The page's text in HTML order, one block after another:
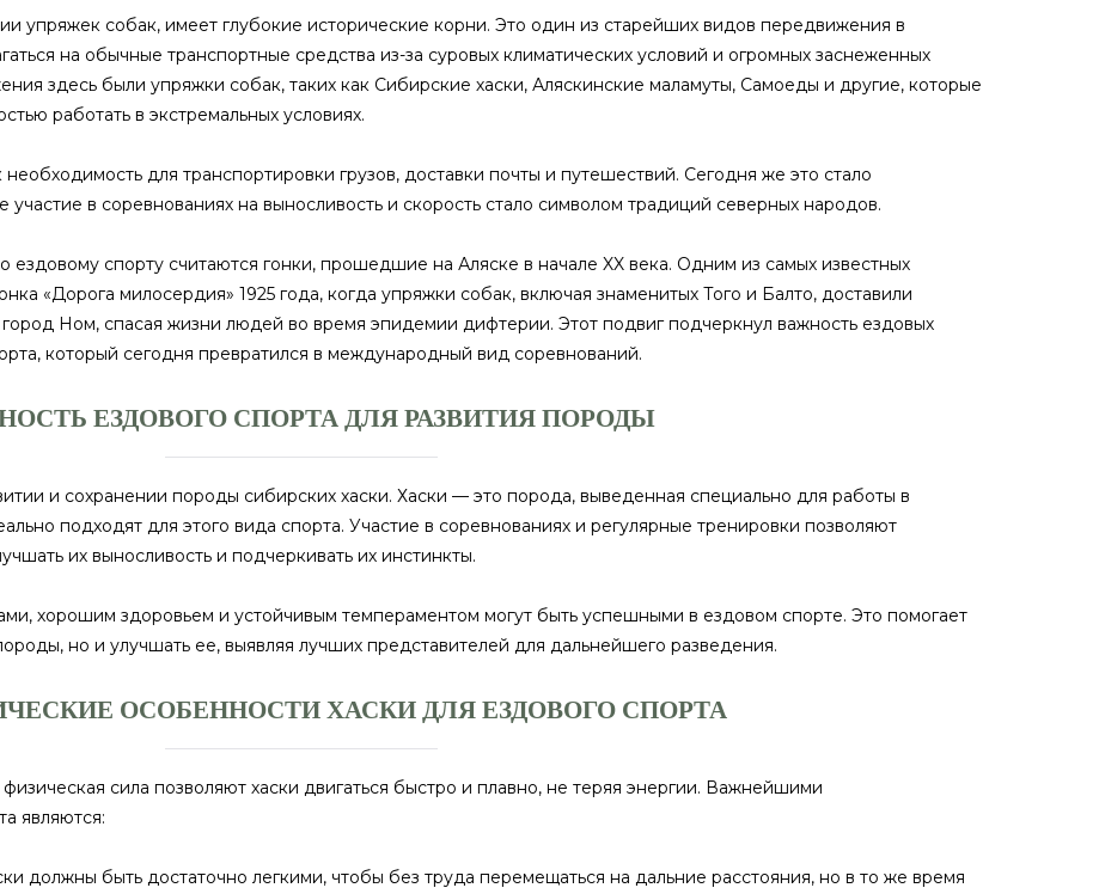
упряжек собак, имеет глубокие исторические корни. Это один из старейших видов передвижения в
на обычные транспортные средства из-за суровых климатических условий и огромных заснеженных
здесь были упряжки собак, таких как Сибирские хаски, Аляскинские маламуты, Самоеды и другие, которые
работать в экстремальных условиях.
для транспортировки грузов, доставки почты и путешествий. Сегодня же это стало
в соревнованиях на выносливость и скорость стало символом традиций северных народов.
спорту считаются гонки, прошедшие на Аляске в начале XX века. Одним из самых известных
«Дорога милосердия» 1925 года, когда упряжки собак, включая знаменитых Того и Балто, доставили
Ном, спасая жизни людей во время эпидемии дифтерии. Этот подвиг подчеркнул важность ездовых
который сегодня превратился в международный вид соревнований.
ЕЗДОВОГО СПОРТА ДЛЯ РАЗВИТИЯ ПОРОДЫ
и сохранении породы сибирских хаски. Хаски — это порода, выведенная специально для работы в
подходят для этого вида спорта. Участие в соревнованиях и регулярные тренировки позволяют
их выносливость и подчеркивать их инстинкты.
хорошим здоровьем и устойчивым темпераментом могут быть успешными в ездовом спорте. Это помогает
но и улучшать ее, выявляя лучших представителей для дальнейшего разведения.
ОСОБЕННОСТИ ХАСКИ ДЛЯ ЕЗДОВОГО СПОРТА
сила позволяют хаски двигаться быстро и плавно, не теряя энергии. Важнейшими
являются:
должны быть достаточно легкими, чтобы без труда перемещаться на дальние расстояния, но в то же время